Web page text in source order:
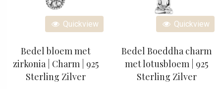
Quickview
Bedel bloem met
zirkonia | Charm | 925
Sterling Zilver
Quickview
Bedel Boeddha charm
met lotusbloem | 925
Sterling Zilver